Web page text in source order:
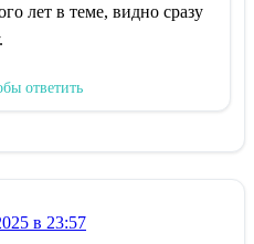
лет в теме, видно сразу
ответить
в 23:57